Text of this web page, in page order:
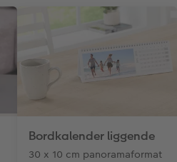
til bryllup
Bordkalender liggende
30 x 10 cm panoramaformat